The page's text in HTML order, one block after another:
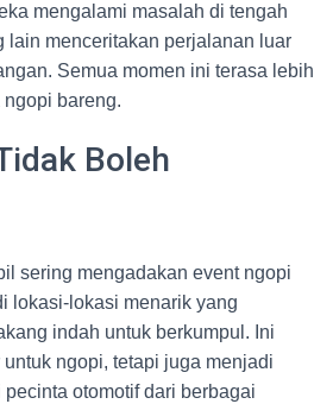
mengalami masalah di tengah
lain menceritakan perjalanan luar
Semua momen ini terasa lebih
bareng.
Boleh
sering mengadakan event ngopi
lokasi-lokasi menarik yang
indah untuk berkumpul. Ini
ngopi, tetapi juga menjadi
otomotif dari berbagai